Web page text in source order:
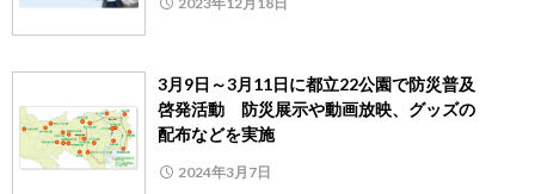
3月9日～3月11日に都立22公園で防災普及
啓発活動 防災展示や動画放映、グッズの
配布などを実施
2024年3月7日